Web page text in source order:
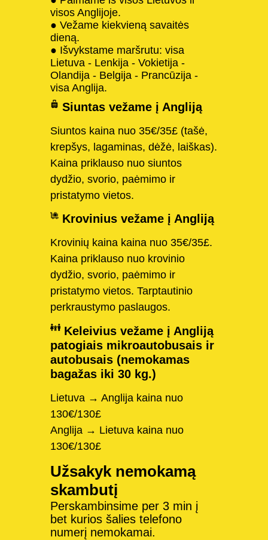
visos Anglijoje.
● Vežame kiekvieną savaitės
dieną.
● Išvykstame maršrutu: visa
Lietuva - Lenkija - Vokietija -
Olandija - Belgija - Prancūzija -
visa Anglija.
Siuntas vežame į Angliją
Siuntos kaina nuo 35€/35£ (tašė,
krepšys, lagaminas, dėžė, laiškas).
Kaina priklauso nuo siuntos
dydžio, svorio, paėmimo ir
pristatymo vietos.
Krovinius vežame į Angliją
Krovinių kaina kaina nuo 35€/35£.
Kaina priklauso nuo krovinio
dydžio, svorio, paėmimo ir
pristatymo vietos. Tarptautinio
perkraustymo paslaugos.
Keleivius vežame į Angliją
patogiais mikroautobusais ir
autobusais (nemokamas
bagažas iki 30 kg.)
Lietuva → Anglija kaina nuo
130€/130£
Anglija → Lietuva kaina nuo
130€/130£
Užsakyk nemokamą
skambutį
Perskambinsime per 3 min į
bet kurios šalies telefono
numerį nemokamai.